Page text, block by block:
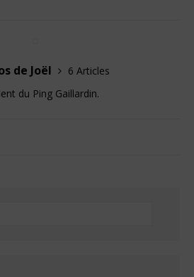
de Joël
6 Articles
du Ping Gaillardin.